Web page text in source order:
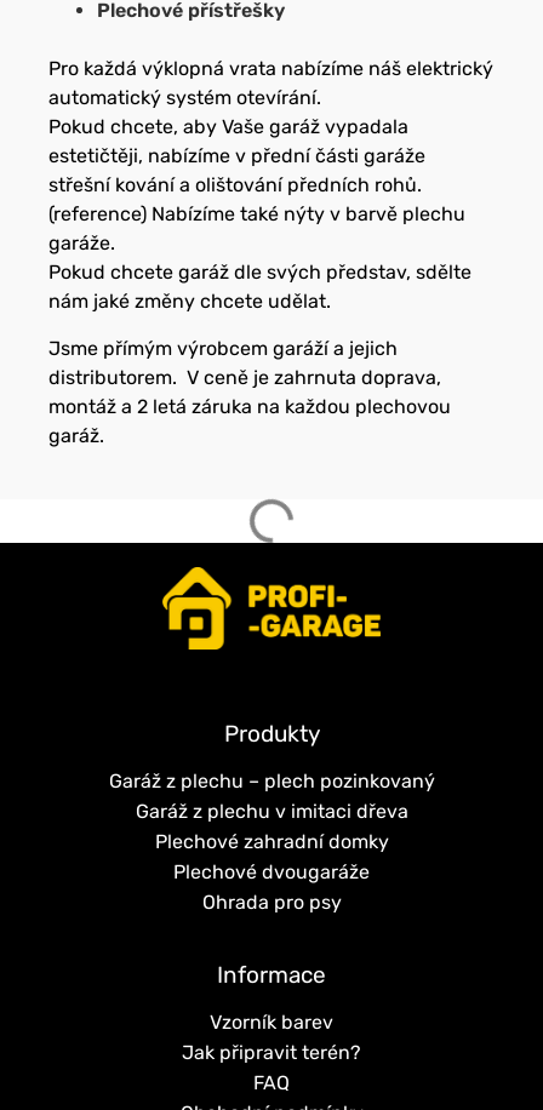
Plechové přístřešky
Pro každá výklopná vrata nabízíme náš elektrický
automatický systém otevírání.
Pokud chcete, aby Vaše garáž vypadala
estetičtěji, nabízíme v přední části garáže
střešní kování a olištování předních rohů.
(reference) Nabízíme také nýty v barvě plechu
garáže.
Pokud chcete garáž dle svých představ, sdělte
nám jaké změny chcete udělat.
Jsme přímým výrobcem garáží a jejich
distributorem. V ceně je zahrnuta doprava,
montáž a 2 letá záruka na každou plechovou
garáž.
Produkty
Garáž z plechu – plech pozinkovaný
Garáž z plechu v imitaci dřeva
Plechové zahradní domky
Plechové dvougaráže
Ohrada pro psy
Informace
Vzorník barev
Jak připravit terén?
FAQ